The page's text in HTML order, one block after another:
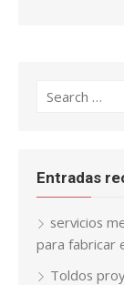
for:
Entradas
servicios
para fabricar
Toldos